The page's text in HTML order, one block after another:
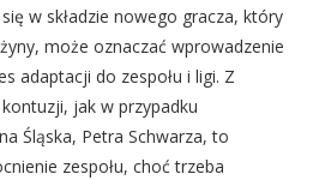
w składzie nowego gracza, który
może oznaczać wprowadzenie
adaptacji do zespołu i ligi. Z
jak w przypadku
Śląska, Petra Schwarza, to
zespołu, choć trzeba